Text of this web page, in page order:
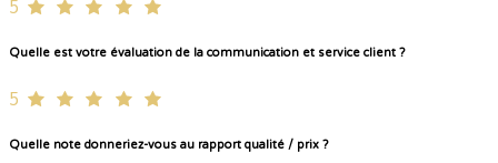
5
Quelle est votre évaluation de la communication et service client ?
5
Quelle note donneriez-vous au rapport qualité / prix ?